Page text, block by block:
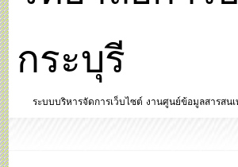
กระบุรี
ระบบบริหารจัดการเว็บไซต์ งานศูนย์ข้อมูลสารสน